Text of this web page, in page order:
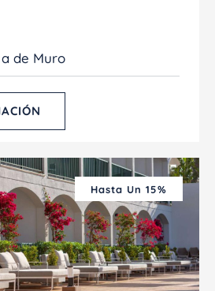
de Muro
Hasta Un 15%